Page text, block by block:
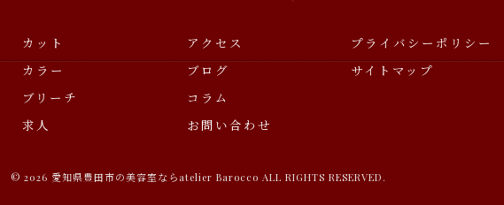
カット
カラー
ブリーチ
求人
アクセス
ブログ
コラム
お問い合わせ
プライバシーポリシー
サイトマップ
© 2026 愛知県豊田市の美容室ならatelier Barocco ALL RIGHTS RESERVED.